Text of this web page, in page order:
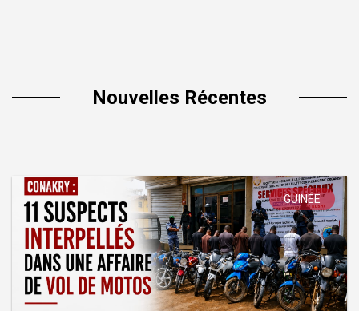
Nouvelles Récentes
GUINÉE